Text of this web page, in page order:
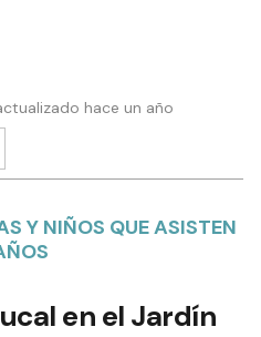
hace un año
Y NIÑOS QUE ASISTEN
en el Jardín